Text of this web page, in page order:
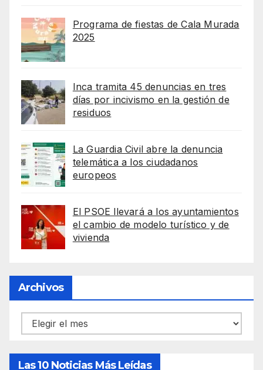
Programa de fiestas de Cala Murada
2025
Inca tramita 45 denuncias en tres
días por incivismo en la gestión de
residuos
La Guardia Civil abre la denuncia
telemática a los ciudadanos
europeos
El PSOE llevará a los ayuntamientos
el cambio de modelo turístico y de
vivienda
Archivos
Archivos
Las 10 Noticias Más Leídas